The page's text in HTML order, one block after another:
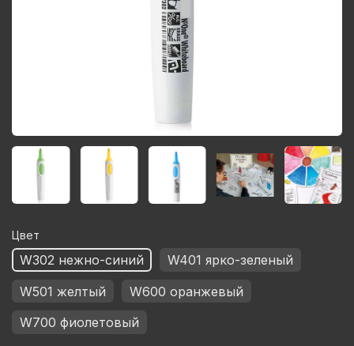
Цвет
W302 нежно-синий
W401 ярко-зеленый
W501 желтый
W600 оранжевый
W700 фиолетовый